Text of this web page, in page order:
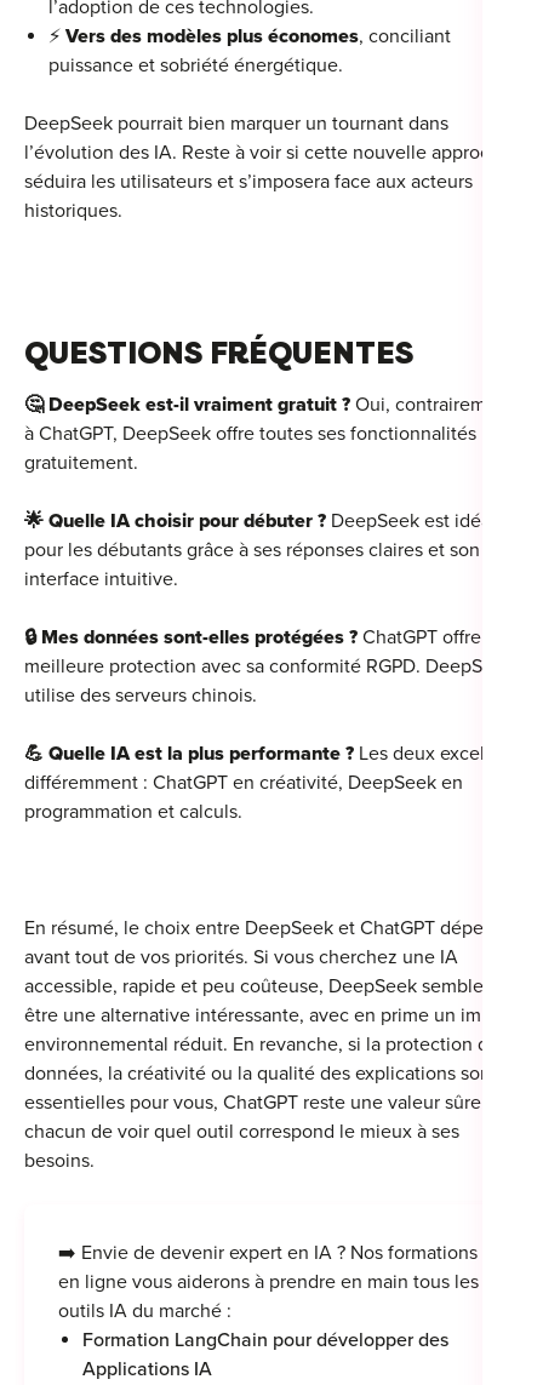
l’adoption de ces technologies.
⚡ Vers des modèles plus économes, conciliant
puissance et sobriété énergétique.
DeepSeek pourrait bien marquer un tournant dans
l’évolution des IA. Reste à voir si cette nouvelle approche
séduira les utilisateurs et s’imposera face aux acteurs
historiques.
QUESTIONS FRÉQUENTES
🤔 DeepSeek est-il vraiment gratuit ? Oui, contrairement
à ChatGPT, DeepSeek offre toutes ses fonctionnalités
gratuitement.
🌟 Quelle IA choisir pour débuter ? DeepSeek est idéal
pour les débutants grâce à ses réponses claires et son
interface intuitive.
🔒 Mes données sont-elles protégées ? ChatGPT offre une
meilleure protection avec sa conformité RGPD. DeepSeek
utilise des serveurs chinois.
💪 Quelle IA est la plus performante ? Les deux excellent
différemment : ChatGPT en créativité, DeepSeek en
programmation et calculs.
En résumé, le choix entre DeepSeek et ChatGPT dépend
avant tout de vos priorités. Si vous cherchez une IA
accessible, rapide et peu coûteuse, DeepSeek semble
être une alternative intéressante, avec en prime un impact
environnemental réduit. En revanche, si la protection des
données, la créativité ou la qualité des explications sont
essentielles pour vous, ChatGPT reste une valeur sûre. À
chacun de voir quel outil correspond le mieux à ses
besoins.
➡️ Envie de devenir expert en IA ? Nos formations
en ligne vous aiderons à prendre en main tous les
outils IA du marché :
Formation LangChain pour développer des
Applications IA